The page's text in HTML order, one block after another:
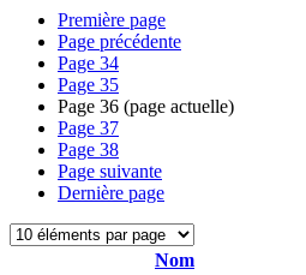
Première page
Page précédente
Page 34
Page 35
Page 36 (page actuelle)
Page 37
Page 38
Page suivante
Dernière page
Nom